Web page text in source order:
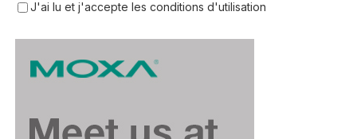
J'ai lu et j'accepte les conditions d'utilisation